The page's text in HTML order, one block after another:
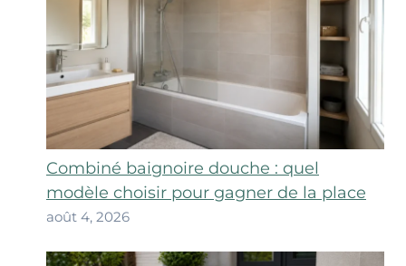
Combiné baignoire douche : quel
modèle choisir pour gagner de la place
août 4, 2026